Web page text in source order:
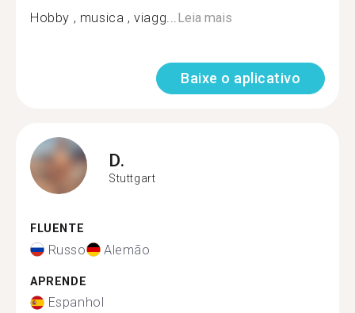
Hobby , musica , viagg...Leia mais
Baixe o aplicativo
D.
Stuttgart
FLUENTE
Russo Alemão
APRENDE
Espanhol